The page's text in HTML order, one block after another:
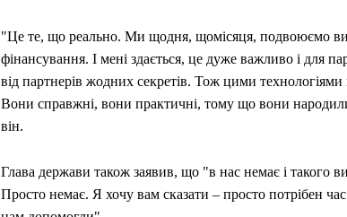
"Це те, що реально. Ми щодня, щомісяця, подвоюємо
фінансування. І мені здається, це дуже важливо і для
від партнерів жодних секретів. Тож цими
Вони справжні, вони практичні, тому що вони
він.
Глава держави також заявив, що "в нас немає і такого
Просто немає. Я хочу вам сказати – просто потрібен